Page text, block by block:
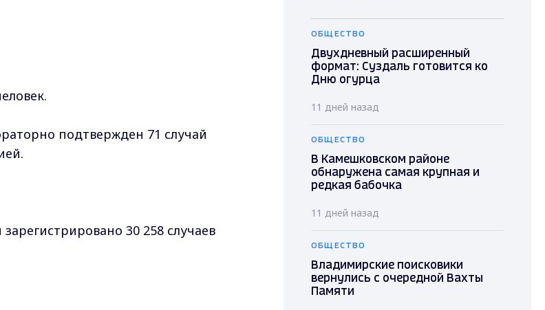
подтвержден 71 случай
30 258 случаев
ОБЩЕСТВО
Двухдневный расширенный
формат: Суздаль готовится ко
Дню огурца
11 дней назад
ОБЩЕСТВО
В Камешковском районе
обнаружена самая крупная и
редкая бабочка
11 дней назад
ОБЩЕСТВО
Владимирские поисковики
вернулись с очередной Вахты
Памяти